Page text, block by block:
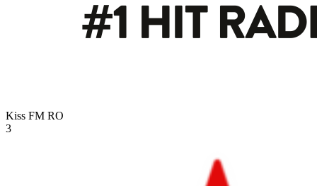
Kiss FM RO
3